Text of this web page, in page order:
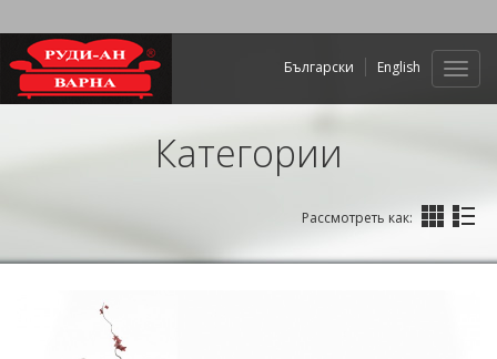
Български English
Категории
Рассмотреть как: